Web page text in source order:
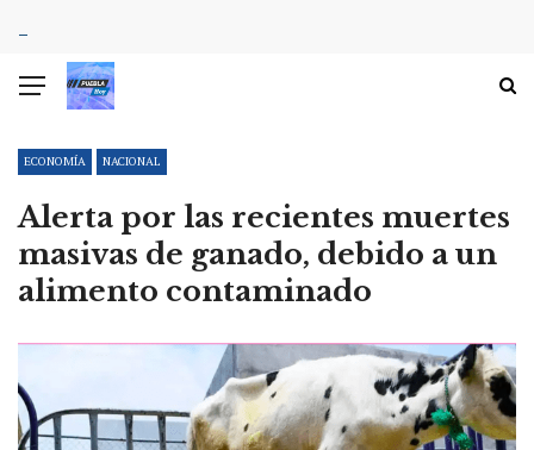
ECONOMÍA NACIONAL
Alerta por las recientes muertes
masivas de ganado, debido a un
alimento contaminado